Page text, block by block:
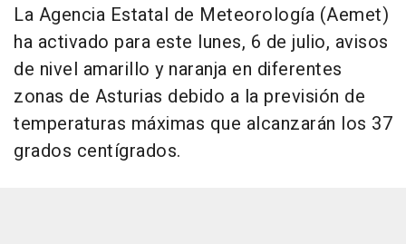
La Agencia Estatal de Meteorología (Aemet)
ha activado para este lunes, 6 de julio, avisos
de nivel amarillo y naranja en diferentes
zonas de Asturias debido a la previsión de
temperaturas máximas que alcanzarán los 37
grados centígrados.